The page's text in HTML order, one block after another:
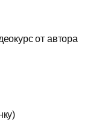
от автора